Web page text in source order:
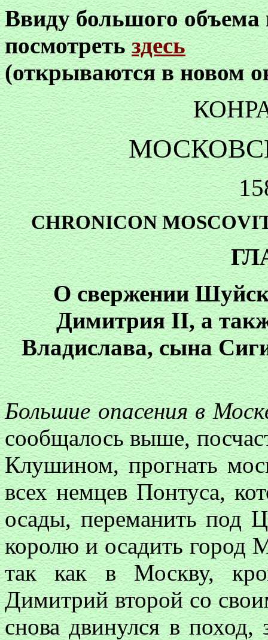
Ввиду большого
посмотреть здесь
(открываются в новом
CHRONICON
О свержении
Димитрия II, а
Владислава, сына
Большие опасения в
сообщалось выше,
Клушином, прогнать
всех немцев Понтуса,
осады, переманить под
королю и осадить город
так как в Москву,
Димитрий второй со
снова двинулся в поход,